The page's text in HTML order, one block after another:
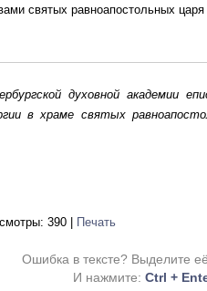
святых равноапостольных
духовной академии
в храме святых
390 Печать
Ошибка в тексте? Выделите
И нажмите: Ctrl +